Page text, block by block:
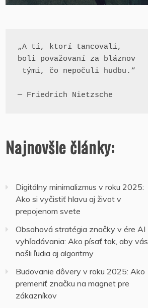
„A tí, ktorí tancovali,
boli považovaní za bláznov
tými, čo nepočuli hudbu.“
— Friedrich Nietzsche
Najnovšie články:
Digitálny minimalizmus v roku 2025:
Ako si vyčistiť hlavu aj život v
prepojenom svete
Obsahová stratégia značky v ére AI
vyhľadávania: Ako písať tak, aby vás
našli ľudia aj algoritmy
Budovanie dôvery v roku 2025: Ako
premeniť značku na magnet pre
zákazníkov